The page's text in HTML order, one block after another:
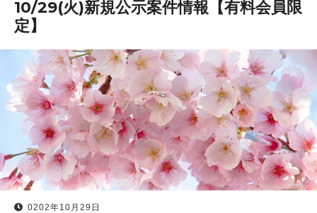
10/29(火)新規公示案件情報【有料会員限
定】
0202年10月29日